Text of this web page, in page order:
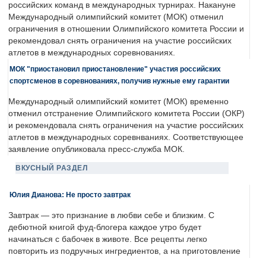
российских команд в международных турнирах. Накануне
Международный олимпийский комитет (МОК) отменил
ограничения в отношении Олимпийского комитета России и
рекомендовал снять ограничения на участие российских
атлетов в международных соревнованиях.
МОК "приостановил приостановление" участия российских
спортсменов в соревнованиях, получив нужные ему гарантии
Международный олимпийский комитет (МОК) временно
отменил отстранение Олимпийского комитета России (ОКР)
и рекомендовала снять ограничения на участие российских
атлетов в международных соревнваниях. Соответствующее
заявление опубликовала пресс-служба МОК.
ВКУСНЫЙ РАЗДЕЛ
Юлия Дианова: Не просто завтрак
Завтрак — это признание в любви себе и близким. С
дебютной книгой фуд-блогера каждое утро будет
начинаться с бабочек в животе. Все рецепты легко
повторить из подручных ингредиентов, а на приготовление